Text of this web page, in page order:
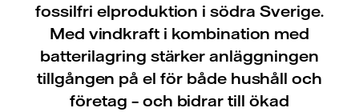
fossilfri elproduktion i södra Sverige.
Med vindkraft i kombination med
batterilagring stärker anläggningen
tillgången på el för både hushåll och
företag – och bidrar till ökad